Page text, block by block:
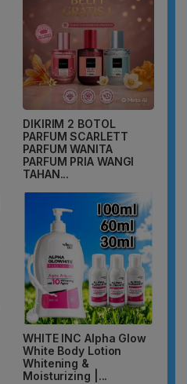
DIKIRIM 2 BOTOL
PARFUM SCARLETT
PARFUM WANITA
PARFUM PRIA WANGI
TAHAN...
WHITE INC Alpha Glow
White Body Lotion
Whitening &
Moisturizing |...